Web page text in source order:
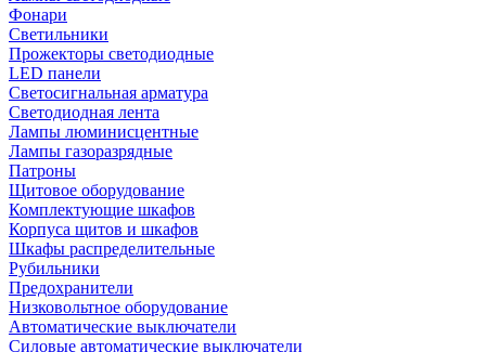
Фонари
Светильники
Прожекторы светодиодные
LED панели
Светосигнальная арматура
Светодиодная лента
Лампы люминисцентные
Лампы газоразрядные
Патроны
Щитовое оборудование
Комплектующие шкафов
Корпуса щитов и шкафов
Шкафы распределительные
Рубильники
Предохранители
Низковольтное оборудование
Автоматические выключатели
Силовые автоматические выключатели